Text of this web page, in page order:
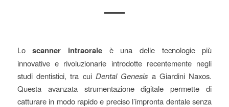
Loscanner intraoraleè una delle tecnologie più
innovative e rivoluzionarie introdotte recentemente negli
studi dentistici, tra cui Dental Genesis a Giardini Naxos.
Questa avanzata strumentazione digitale permette di
catturare in modo rapido e preciso l’impronta dentale senza